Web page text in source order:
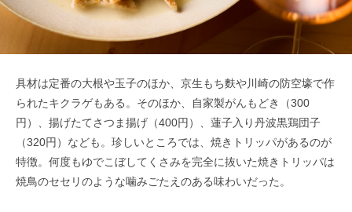
具材は定番の大根や玉子のほか、京生もち麩や川崎の防空壕で作
られたキクラゲもある。そのほか、自家製がんもどき（300
円）、揚げたてさつま揚げ（400円）、蓮子入り丹波黒鶏団子
（320円）なども。珍しいところでは、焼きトリッパがあるのが
特徴。何度もゆでこぼしてくさみを完全に抜いた焼きトリッパは
焼鳥のセセリのような噛みごたえのある味わいだった。